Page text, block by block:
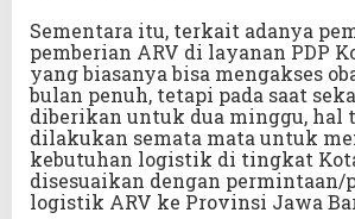
Sementara itu, terkait adanya
pemberian ARV di layanan PDP
yang biasanya bisa mengakses
bulan penuh, tetapi pada saat
diberikan untuk dua minggu, hal
dilakukan semata mata untuk
kebutuhan logistik di tingkat
disesuaikan dengan permintaan/
logistik ARV ke Provinsi Jawa